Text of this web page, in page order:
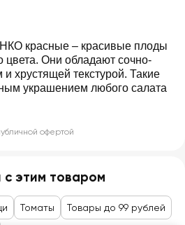
красные – красивые плоды
цвета. Они обладают сочно-
хрустящей текстурой. Такие
украшением любого салата
офертой
с этим товаром
Томаты Товары до 99 рублей